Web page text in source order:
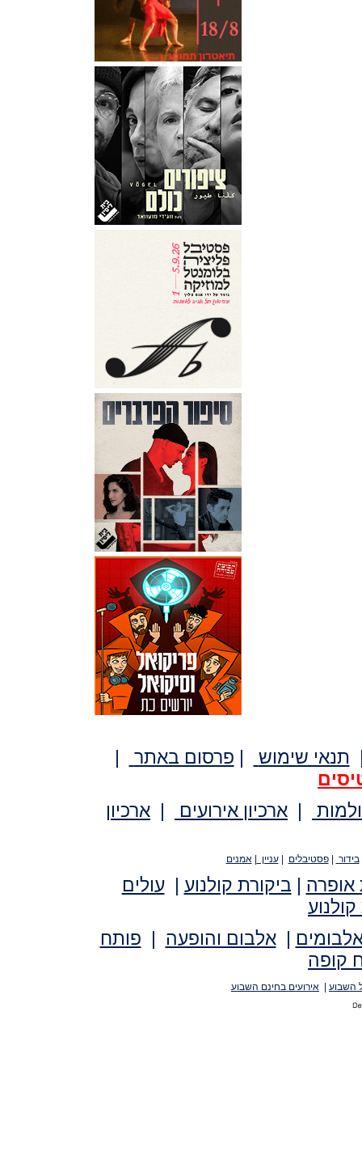
תנאי שימוש | פרסום באתר
|
| ארכיון אירועים | ארכיון
בידור |פסטיבלים |עניין |אמנים
אופרה | ביקורת קולנוע |עולים
קולנוע
|אלבום והופעה | פותח
קופה
השבוע אירועים בחינם השבוע